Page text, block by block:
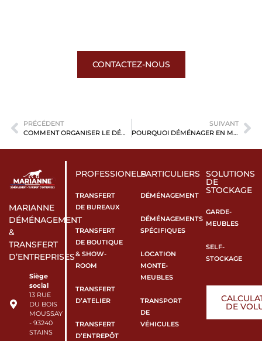
CONTACTEZ-NOUS
PRÉCÉDENT
COMMENT ORGANISER LE DÉMÉNAGEMENT DE MES SALARIÉS PARISIENS VERS L’OUTRE-MER ?
SUIVANT
POURQUOI DÉMÉNAGER EN MARTINIQUE ?
MARIANNE
DÉMÉNAGEMENT
&
TRANSFERT
D’ENTREPRISES
Siège
social
13 RUE
DU BOIS
MOUSSAY
- 93240
STAINS
PROFESSIONELS
TRANSFERT
DE BUREAUX
TRANSFERT
DE BOUTIQUE
& SHOW-
ROOM
TRANSFERT
D’ATELIER
TRANSFERT
D’ENTREPÔT
PARTICULIERS
DÉMÉNAGEMENT
DÉMÉNAGEMENTS
SPÉCIFIQUES
LOCATION
MONTE-
MEUBLES
TRANSPORT
DE
VÉHICULES
SOLUTIONS
DE
STOCKAGE
GARDE-
MEUBLES
SELF-
STOCKAGE
DE